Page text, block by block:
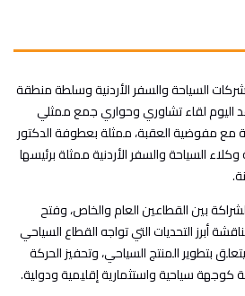
السياحة والسفر الأردنية وسلطة منطقة
اليوم لقاء تشاوري وحواري جمع ممثلي
مع مفوضية العقبة، ممثلة بعطوفة الدكتور
السياحة والسفر الأردنية ممثلة برئيسها
بين القطاعين العام والخاص، وفتح
أبرز التحديات التي تواجه القطاع السياحي
بتطوير المنتج السياحي، وتحفيز الحركة
كوجهة سياحية واستثمارية إقليمية ودولية.